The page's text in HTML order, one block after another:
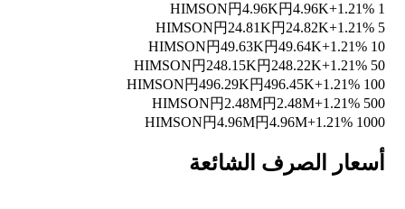
1 HIMSON
円4.96K円4.96K+1.21%
5 HIMSON
円24.81K円24.82K+1.21%
10 HIMSON
円49.63K円49.64K+1.21%
50 HIMSON
円248.15K円248.22K+1.21%
100 HIMSON
円496.29K円496.45K+1.21%
500 HIMSON
円2.48M円2.48M+1.21%
1000 HIMSON
円4.96M円4.96M+1.21%
أسعار الصرف الشائعة